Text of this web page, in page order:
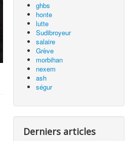
ghbs
honte
lutte
Sudibroyeur
salaire
Grève
morbihan
nexem
ash
ségur
Derniers articles